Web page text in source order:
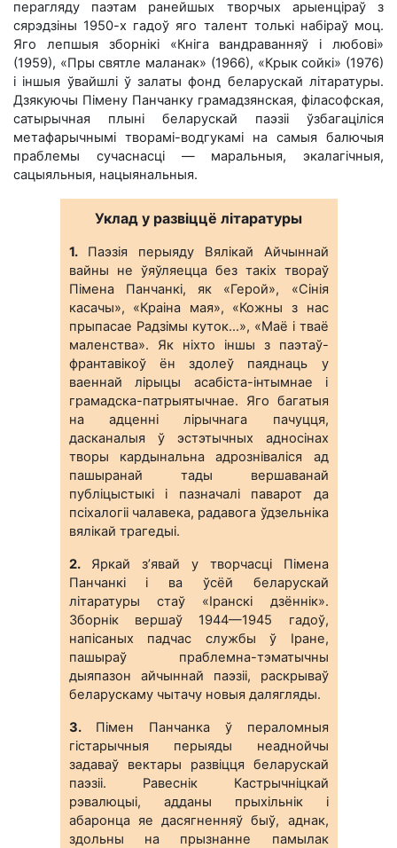
перагляду паэтам ранейшых творчых арыенціраў з
сярэдзіны 1950-х гадоў яго талент толькі набіраў моц.
Яго лепшыя зборнікі «Кніга вандраванняў і любові»
(1959), «Пры святле маланак» (1966), «Крык сойкі» (1976)
і іншыя ўвайшлі ў залаты фонд беларускай літаратуры.
Дзякуючы Пімену Панчанку грамадзянская, філасофская,
сатырычная плыні беларускай паэзіі ўзбагаціліся
метафарычнымі творамі-водгукамі на самыя балючыя
праблемы сучаснасці — маральныя, экалагічныя,
сацыяльныя, нацыянальныя.
Уклад у развіццё літаратуры
1.Паэзія перыяду Вялікай Айчыннай
вайны не ўяўляецца без такіх твораў
Пімена Панчанкі, як «Герой», «Сінія
касачы», «Краіна мая», «Кожны з нас
прыпасае Радзімы куток…», «Маё і тваё
маленства». Як ніхто іншы з паэтаў-
франтавікоў ён здолеў паяднаць у
ваеннай лірыцы асабіста-інтымнае і
грамадска-патрыятычнае. Яго багатыя
на адценні лірычнага пачуцця,
дасканалыя ў эстэтычных адносінах
творы кардынальна адрозніваліся ад
пашыранай тады вершаванай
публіцыстыкі і пазначалі паварот да
псіхалогіі чалавека, радавога ўдзельніка
вялікай трагедыі.
2.Яркай з’явай у творчасці Пімена
Панчанкі і ва ўсёй беларускай
літаратуры стаў «Іранскі дзённік».
Зборнік вершаў 1944—1945 гадоў,
напісаных падчас службы ў Іране,
пашыраў праблемна-тэматычны
дыяпазон айчыннай паэзіі, раскрываў
беларускаму чытачу новыя далягляды.
3.Пімен Панчанка ў пераломныя
гістарычныя перыяды неаднойчы
задаваў вектары развіцця беларускай
паэзіі. Равеснік Кастрычніцкай
рэвалюцыі, адданы прыхільнік і
абаронца яе дасягненняў быў, аднак,
здольны на прызнанне памылак